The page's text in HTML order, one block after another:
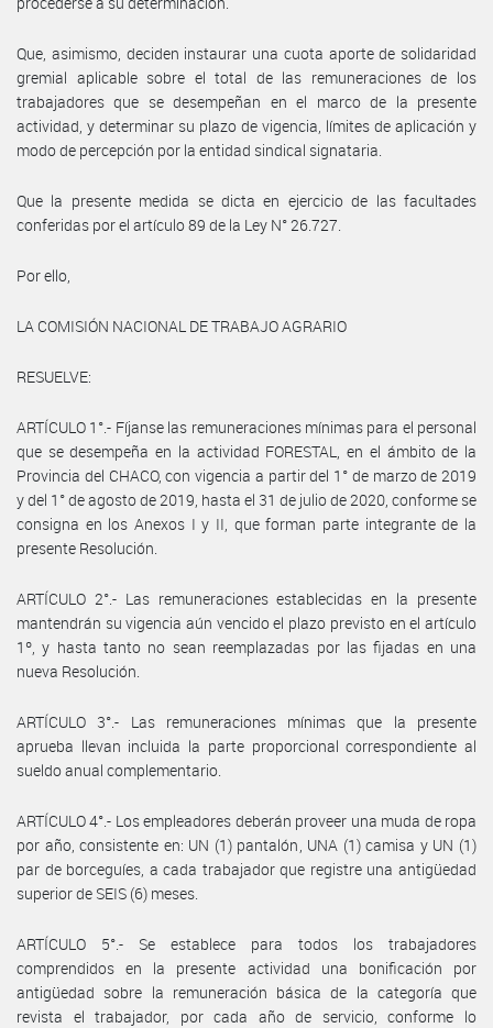
Que, asimismo, deciden instaurar una cuota aporte de solidaridad
gremial aplicable sobre el total de las remuneraciones de los
trabajadores que se desempeñan en el marco de la presente
actividad, y determinar su plazo de vigencia, límites de aplicación y
modo de percepción por la entidad sindical signataria.
Que la presente medida se dicta en ejercicio de las facultades
conferidas por el artículo 89 de la Ley N° 26.727.
Por ello,
LA COMISIÓN NACIONAL DE TRABAJO AGRARIO
RESUELVE:
ARTÍCULO 1°.- Fíjanse las remuneraciones mínimas para el personal
que se desempeña en la actividad FORESTAL, en el ámbito de la
Provincia del CHACO, con vigencia a partir del 1° de marzo de 2019
y del 1° de agosto de 2019, hasta el 31 de julio de 2020, conforme se
consigna en los Anexos I y II, que forman parte integrante de la
presente Resolución.
ARTÍCULO 2°.- Las remuneraciones establecidas en la presente
mantendrán su vigencia aún vencido el plazo previsto en el artículo
1º, y hasta tanto no sean reemplazadas por las fijadas en una
nueva Resolución.
ARTÍCULO 3°.- Las remuneraciones mínimas que la presente
aprueba llevan incluida la parte proporcional correspondiente al
sueldo anual complementario.
ARTÍCULO 4°.- Los empleadores deberán proveer una muda de ropa
por año, consistente en: UN (1) pantalón, UNA (1) camisa y UN (1)
par de borceguíes, a cada trabajador que registre una antigüedad
superior de SEIS (6) meses.
ARTÍCULO 5°.- Se establece para todos los trabajadores
comprendidos en la presente actividad una bonificación por
antigüedad sobre la remuneración básica de la categoría que
revista el trabajador, por cada año de servicio, conforme lo